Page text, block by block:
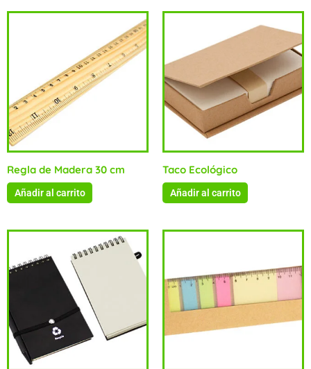
Regla de Madera 30 cm
Añadir al carrito
Taco Ecológico
Añadir al carrito